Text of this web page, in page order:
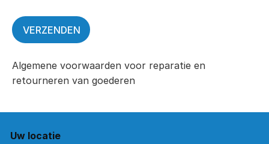
Algemene voorwaarden voor reparatie en
retourneren van goederen
Uw locatie